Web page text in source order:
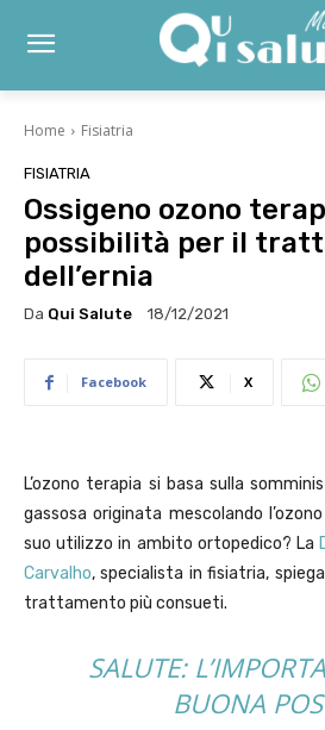
Home Fisiatria
FISIATRIA
Ossigeno ozono
possibilità per il
dell’ernia
Da Qui Salute 18/12/2021
Facebook X
L’ozono terapia si basa sulla
gassosa originata mescolando l’ozono
suo utilizzo in ambito ortopedico? La
Carvalho, specialista in fisiatria,
trattamento più consueti.
SALUTE:
BUONA